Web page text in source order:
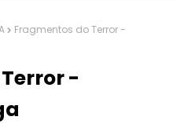
Fragmentos do Terror -
-